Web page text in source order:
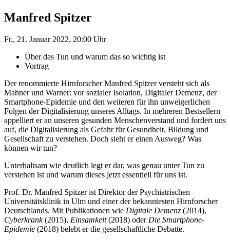
Manfred Spitzer
Fr., 21. Januar 2022, 20:00 Uhr
Über das Tun und warum das so wichtig ist
Vortrag
Der renommierte Hirnforscher Manfred Spitzer versteht sich als
Mahner und Warner: vor sozialer Isolation, Digitaler Demenz, der
Smartphone-Epidemie und den weiteren für ihn unweigerlichen
Folgen der Digitalisierung unseres Alltags. In mehreren Bestsellern
appelliert er an unseren gesunden Menschenverstand und fordert uns
auf, die Digitalisierung als Gefahr für Gesundheit, Bildung und
Gesellschaft zu verstehen. Doch sieht er einen Ausweg? Was
können wir tun?
Unterhaltsam wie deutlich legt er dar, was genau unter Tun zu
verstehen ist und warum dieses jetzt essentiell für uns ist.
Prof. Dr. Manfred Spitzer ist Direktor der Psychiatrischen
Universitätsklinik in Ulm und einer der bekanntesten Hirnforscher
Deutschlands. Mit Publikationen wie Digitale Demenz (2014),
Cyberkrank(2015), Einsamkeit(2018) oder Die Smartphone-
Epidemie (2018) belebt er die gesellschaftliche Debatte.